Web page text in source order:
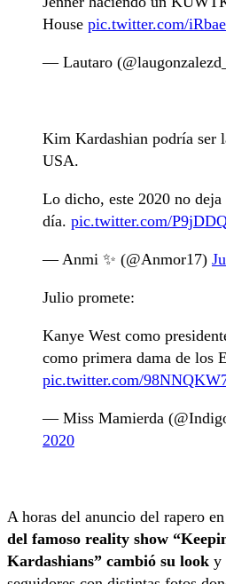
House pic.twitter.com/
— Lautaro
Kim Kardashian podría ser
USA.
Lo dicho, este 2020 no deja
día. pic.twitter.com/
— Anmi ✨ (@Anmor17)
Julio promete:
Kanye West como
como primera dama de los
pic.twitter.com/
— Miss Mamierda
2020
A horas del anuncio del rapero
del famoso reality show
Kardashians” cambió su look y